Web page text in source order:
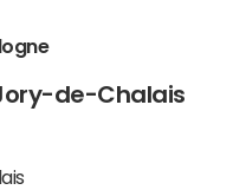
de-Chalais